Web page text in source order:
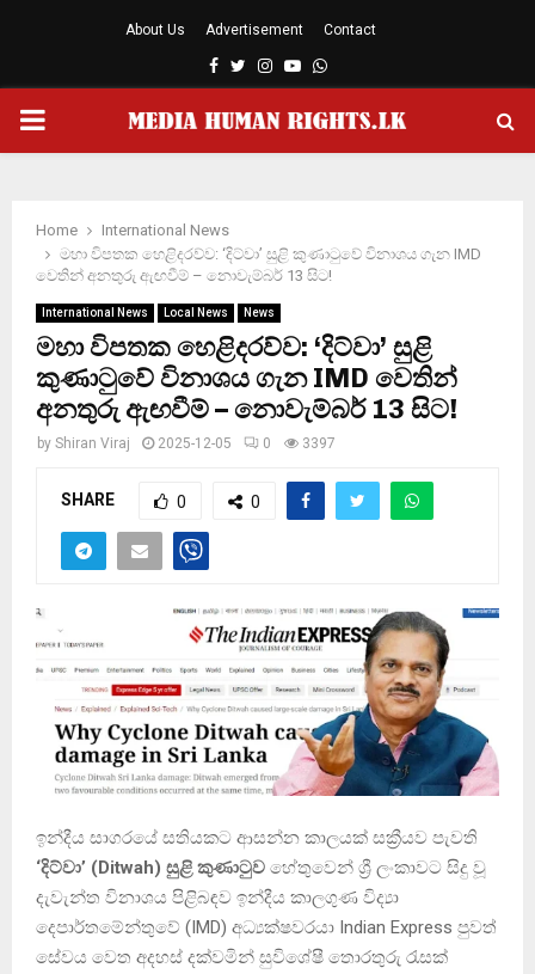
About Us Advertisement Contact
Facebook
TwitterInstagram
YoutubeWhatsapp
PRIMARY
Home
International News
මහා විපතක හෙළිදරව්ව: ‘දිට්වා’ සුළි කුණාටුවේ විනාශය ගැන IMD
වෙතින් අනතුරු ඇඟවීම් – නොවැම්බර් 13 සිට!
International News Local News News
මහා විපතක හෙළිදරව්ව: ‘දිට්වා’ සුළි
කුණාටුවේ විනාශය ගැන IMD වෙතින්
අනතුරු ඇඟවීම් – නොවැම්බර් 13 සිට!
by Shiran Viraj 2025-12-05 0 3397
SHARE 0 0
ඉන්දීය සාගරයේ සතියකට ආසන්න කාලයක් සක්‍රීයව පැවති
‘දිට්වා’ (Ditwah) සුළි කුණාටුව හේතුවෙන් ශ්‍රී ලංකාවට සිදු වූ
දැවැන්ත විනාශය පිළිබඳව ඉන්දීය කාලගුණ විද්‍යා
දෙපාර්තමේන්තුවේ (IMD) අධ්‍යක්ෂවරයා Indian Express පුවත්
සේවය වෙත අදහස් දක්වමින් සුවිශේෂී තොරතුරු රැසක්